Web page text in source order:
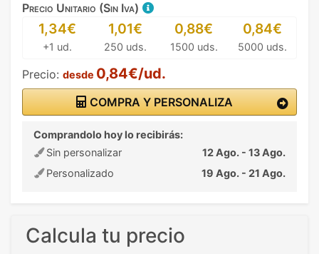
Precio Unitario (Sin Iva)
1,34€
+1 ud.
1,01€
250 uds.
0,88€
1500 uds.
0,84€
5000 uds.
Precio: desde 0,84€/ud.
COMPRA Y PERSONALIZA
Comprandolo hoy lo recibirás:
Sin personalizar
12 Ago. - 13 Ago.
Personalizado
19 Ago. - 21 Ago.
Calcula tu precio